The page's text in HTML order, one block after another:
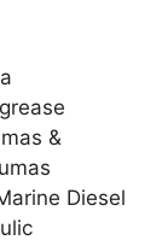
&
Diesel